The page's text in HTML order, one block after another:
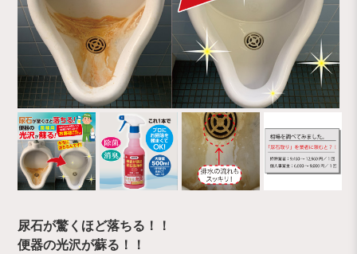
尿石が驚くほど落ちる！！
便器の光沢が蘇る！！